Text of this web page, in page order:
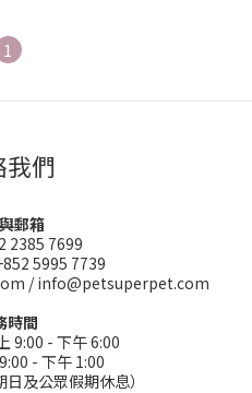
1
們
郵箱
2385 7699
5995 7739
/ info@petsuperpet.com
時間
9:00 - 下午 6:00
- 下午 1:00
日及公眾假期休息）